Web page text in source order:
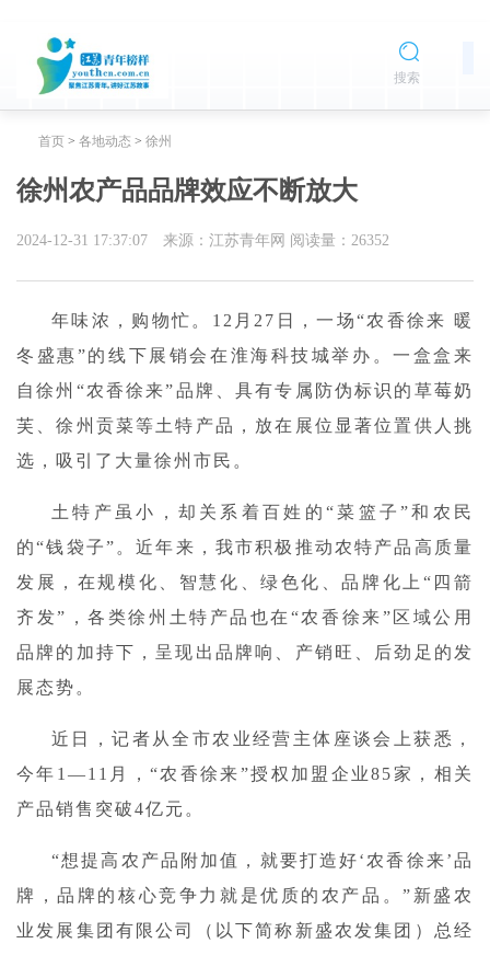
搜索
首页 > 各地动态 > 徐州
徐州农产品品牌效应不断放大
2024-12-31 17:37:07 来源：江苏青年网 阅读量： 26352
年味浓，购物忙。12月27日，一场“农香徐来 暖
冬盛惠”的线下展销会在淮海科技城举办。一盒盒来
自徐州“农香徐来”品牌、具有专属防伪标识的草莓奶
芙、徐州贡菜等土特产品，放在展位显著位置供人挑
选，吸引了大量徐州市民。
土特产虽小，却关系着百姓的“菜篮子”和农民
的“钱袋子”。近年来，我市积极推动农特产品高质量
发展，在规模化、智慧化、绿色化、品牌化上“四箭
齐发”，各类徐州土特产品也在“农香徐来”区域公用
品牌的加持下，呈现出品牌响、产销旺、后劲足的发
展态势。
近日，记者从全市农业经营主体座谈会上获悉，
今年1—11月，“农香徐来”授权加盟企业85家，相关
产品销售突破4亿元。
“想提高农产品附加值，就要打造好‘农香徐来’品
牌，品牌的核心竞争力就是优质的农产品。”新盛农
业发展集团有限公司（以下简称新盛农发集团）总经